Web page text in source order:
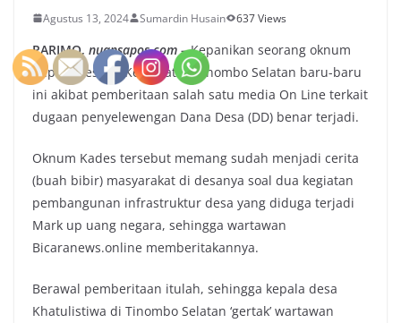
Agustus 13, 2024 Sumardin Husain 637 Views
PARIMO, nuansapos.com–Kepanikan seorang oknum
Kepala desa di Kecamatan Tinombo Selatan baru-baru
ini akibat pemberitaan salah satu media On Line terkait
dugaan penyelewengan Dana Desa (DD) benar terjadi.
Oknum Kades tersebut memang sudah menjadi cerita
(buah bibir) masyarakat di desanya soal dua kegiatan
pembangunan infrastruktur desa yang diduga terjadi
Mark up uang negara, sehingga wartawan
Bicaranews.online memberitakannya.
Berawal pemberitaan itulah, sehingga kepala desa
Khatulistiwa di Tinombo Selatan ‘gertak’ wartawan